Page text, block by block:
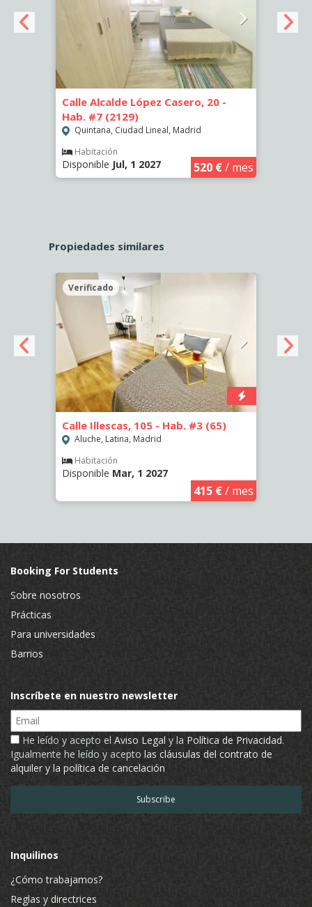
Calle Alcalde López Casero, 20 -
Hab. #7 (2129)
Quintana, Ciudad Lineal, Madrid
Habitación
Disponible Jul, 1 2027 520 €/ mes
Propiedades similares
Verificado
Calle Illescas, 105 - Hab. #3 (65)
Aluche, Latina, Madrid
Habitación
Disponible Mar, 1 2027
415 €/ mes
Booking For Students
Sobre nosotros
Prácticas
Para universidades
Barrios
Inscríbete en nuestro newsletter
Email
He leído y acepto el Aviso Legal y la Política de Privacidad.
Igualmente he leído y acepto las cláusulas del contrato de
alquiler y la política de cancelación
Inquilinos
¿Cómo trabajamos?
Reglas y directrices